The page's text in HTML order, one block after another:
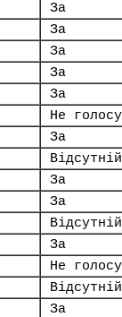
За
За
За
За
За
Не
За
Відсутній
За
За
Відсутній
За
Не
Відсутній
За